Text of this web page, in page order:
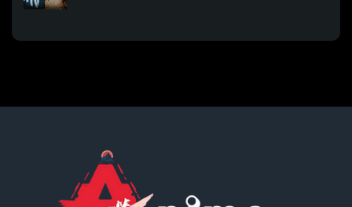
Tập 232
Tập 235 Tập 236 Tập 237
Tập 241 Tập 242 Tập 243
Tập 250 Tập 251